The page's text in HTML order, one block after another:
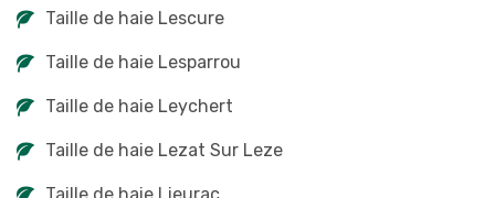
Taille de haie Lescure
Taille de haie Lesparrou
Taille de haie Leychert
Taille de haie Lezat Sur Leze